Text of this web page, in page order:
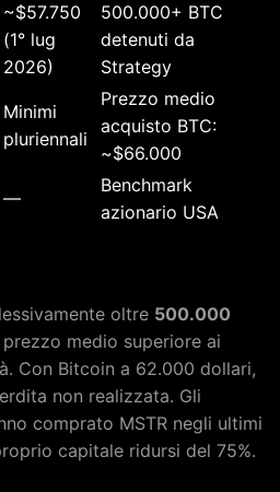
~$57.750
(1° lug
2026)
500.000+ BTC
detenuti da
Strategy
Minimi
pluriennali
Prezzo medio
acquisto BTC:
~$66.000
—
Benchmark
azionario USA
oltre 500.000
medio superiore ai
Con Bitcoin a 62.000 dollari,
non realizzata. Gli
comprato MSTR negli ultimi
capitale ridursi del 75%.